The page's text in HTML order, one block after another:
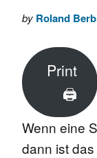
by Roland
Print
🖨
Wenn eine
dann ist